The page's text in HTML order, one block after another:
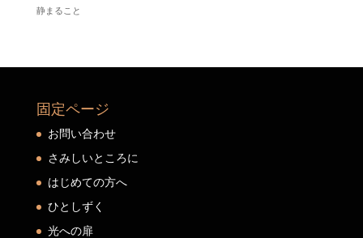
静まること
固定ページ
お問い合わせ
さみしいところに
はじめての方へ
ひとしずく
光への扉